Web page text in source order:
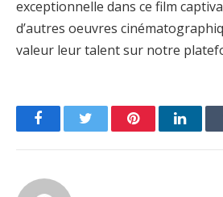
exceptionnelle dans ce film
d’autres oeuvres
valeur leur talent sur notre
FacebookTwitter Pinterest